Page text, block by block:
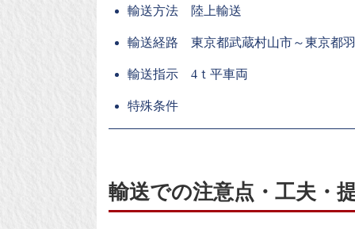
輸送方法 陸上輸送
輸送経路 東京都武蔵村山市～東京都
輸送指示 4ｔ平車両
特殊条件
輸送での注意点・工夫・